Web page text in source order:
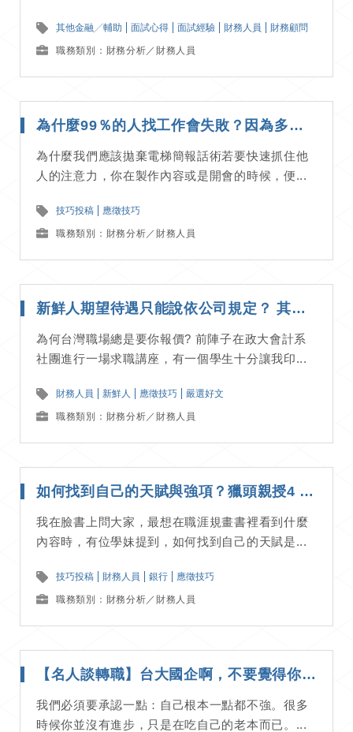
其他金融╱輔助 面試心得 面試經驗 財務人員 財務顧問
職務類別：財務分析／財務人員
為什麼99％的人找工作會失敗？因為多數求職者面試時「只想到自己」 | 應徵技巧分享
為什麼我們應該拋棄電梯簡報話術若要快速抓住他
人的注意力，你在製作內容或是開會的時候，便...
技巧投稿 應徵技巧
職務類別：財務分析／財務人員
新鮮人期望待遇只能說依公司規定？ 其實你不是沒有選擇，只是死於談薪! | 應徵技巧分享
為何台灣職場總是要你報價? 前陣子在政大會計系
社團進行一場求職講座，有一個學生十分讓我印...
財務人員 新鮮人 應徵技巧 嚴選好文
職務類別：財務分析／財務人員
如何找到自己的天賦與強項？獵頭親授4 階段直接幫你找到!! | 應徵技巧分享
我在臉書上問大家，最想在職涯規畫書裡看到什麼
內容時，有位學妹提到，如何找到自己的天賦是...
技巧投稿 財務人員 銀行 應徵技巧
職務類別：財務分析／財務人員
【名人談轉職】台大國企啊，不要覺得你自己夠強。 | Fiona 糖霜與西裝
我們必須要承認一點：自己根本一點都不強。很多
時候你並沒有進步，只是在吃自己的老本而已。...